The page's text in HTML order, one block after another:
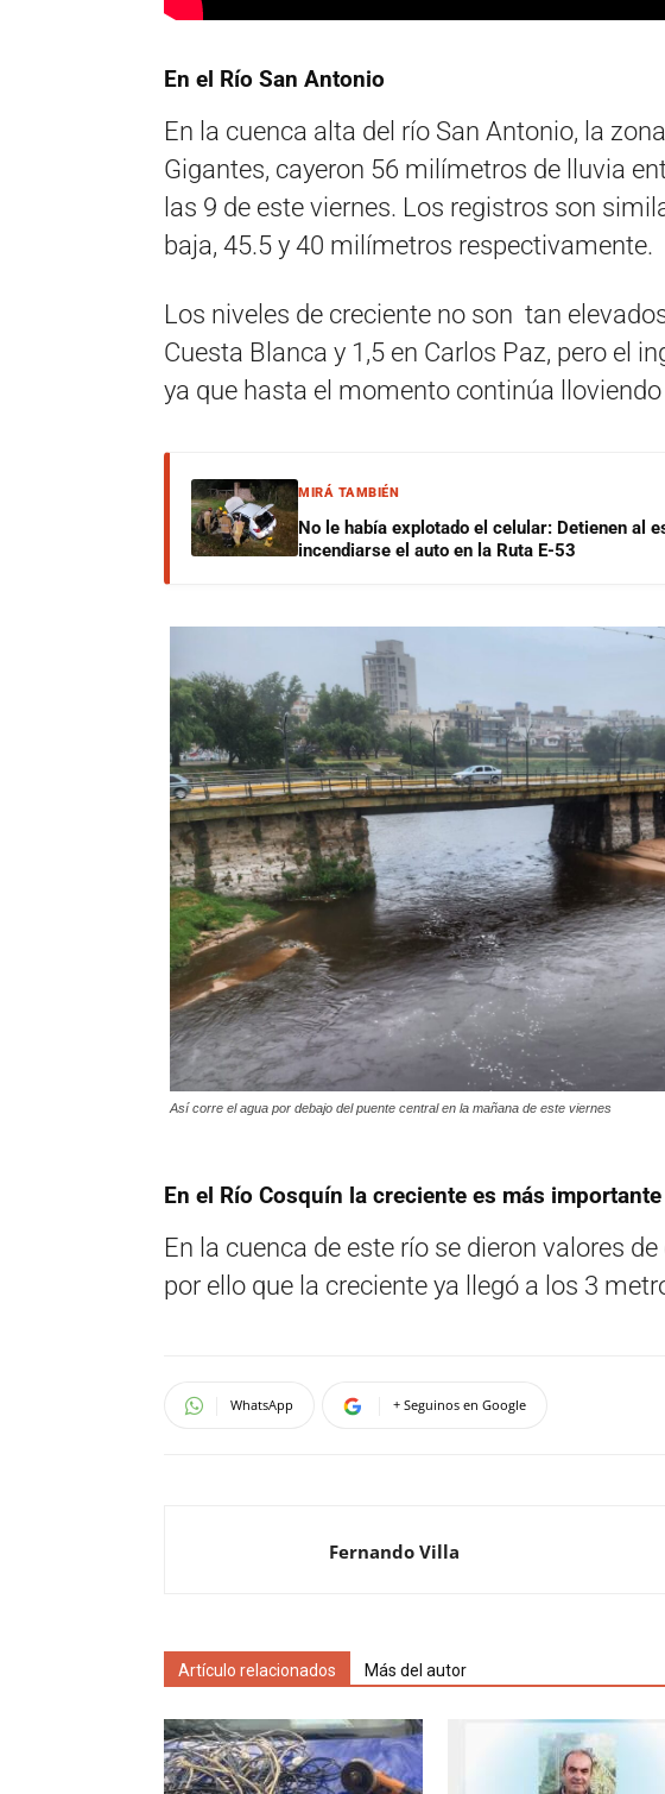
En el Río San Antonio
En la cuenca alta del río San Antonio, la
Gigantes, cayeron 56 milímetros de lluvia
las 9 de este viernes. Los registros son
baja, 45.5 y 40 milímetros respectivamente.
Los niveles de creciente no son tan
Cuesta Blanca y 1,5 en Carlos Paz, pero el
ya que hasta el momento continúa
MIRÁ TAMBIÉN
No le había explotado el celular: Detienen al
incendiarse el auto en la Ruta E-53
Así corre el agua por debajo del puente central en la mañana de este viernes
En el Río Cosquín la creciente es más importante
En la cuenca de este río se dieron valores
por ello que la creciente ya llegó a los 3
WhatsApp + Seguinos en Google
Fernando Villa
Artículo relacionados Más del autor